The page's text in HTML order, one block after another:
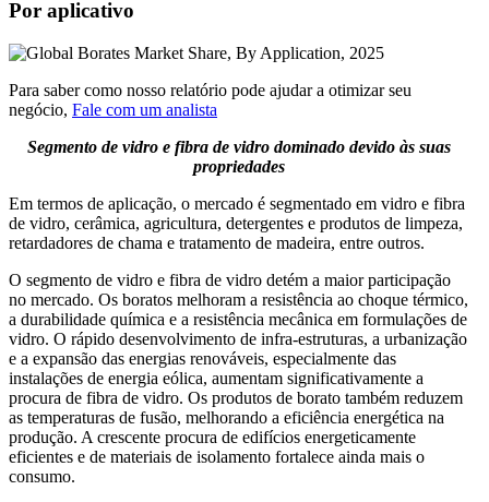
Por aplicativo
Para saber como nosso relatório pode ajudar a otimizar seu
negócio, Fale com um analista
Segmento de vidro e fibra de vidro dominado devido às suas
propriedades
Em termos de aplicação, o mercado é segmentado em vidro e fibra
de vidro, cerâmica, agricultura, detergentes e produtos de limpeza,
retardadores de chama e tratamento de madeira, entre outros.
O segmento de vidro e fibra de vidro detém a maior participação
no mercado. Os boratos melhoram a resistência ao choque térmico,
a durabilidade química e a resistência mecânica em formulações de
vidro. O rápido desenvolvimento de infra-estruturas, a urbanização
e a expansão das energias renováveis, especialmente das
instalações de energia eólica, aumentam significativamente a
procura de fibra de vidro. Os produtos de borato também reduzem
as temperaturas de fusão, melhorando a eficiência energética na
produção. A crescente procura de edifícios energeticamente
eficientes e de materiais de isolamento fortalece ainda mais o
consumo.